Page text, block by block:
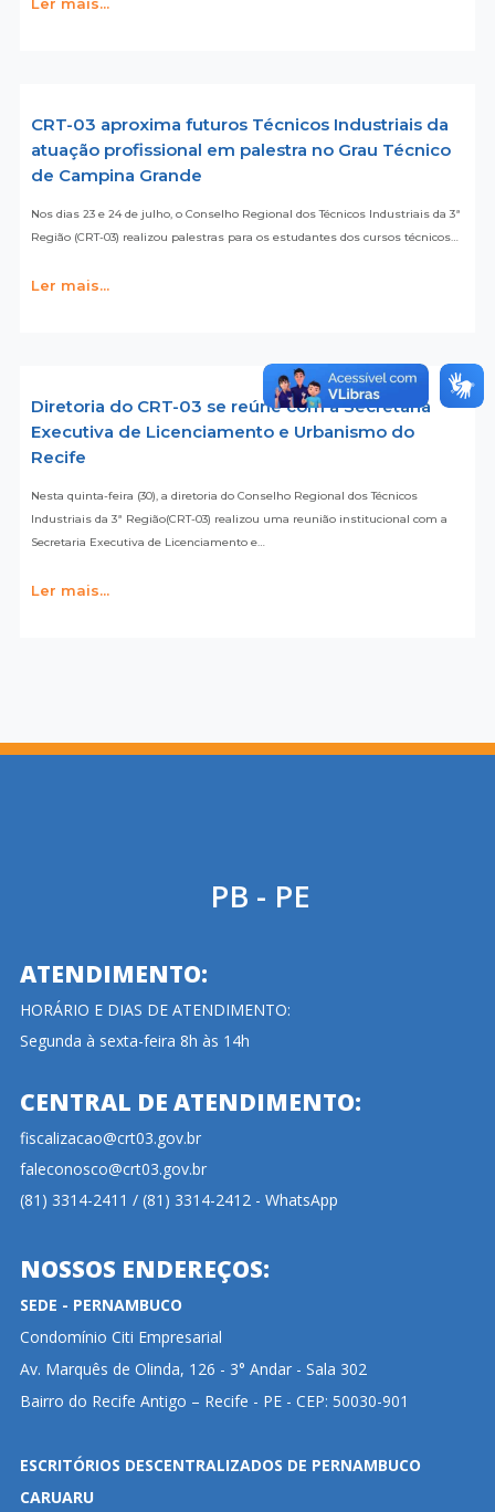
CRT-03 aproxima futuros Técnicos Industriais da
atuação profissional em palestra no Grau Técnico
de Campina Grande
Nos dias 23 e 24 de julho, o Conselho Regional dos Técnicos Industriais da 3ª
Região (CRT-03) realizou palestras para os estudantes dos cursos técnicos…
Ler mais...
Diretoria do CRT-03 se reúne com a Secretaria
Executiva de Licenciamento e Urbanismo do
Recife
Nesta quinta-feira (30), a diretoria do Conselho Regional dos Técnicos
Industriais da 3ª Região(CRT-03) realizou uma reunião institucional com a
Secretaria Executiva de Licenciamento e…
Ler mais...
PB - PE
ATENDIMENTO:
HORÁRIO E DIAS DE ATENDIMENTO:
Segunda à sexta-feira 8h às 14h
CENTRAL DE ATENDIMENTO:
fiscalizacao@crt03.gov.br
faleconosco@crt03.gov.br
(81) 3314-2411 / (81) 3314-2412 - WhatsApp
NOSSOS ENDEREÇOS:
SEDE - PERNAMBUCO
Condomínio Citi Empresarial
Av. Marquês de Olinda, 126 - 3° Andar - Sala 302
Bairro do Recife Antigo – Recife - PE - CEP: 50030-901
ESCRITÓRIOS DESCENTRALIZADOS DE PERNAMBUCO
CARUARU